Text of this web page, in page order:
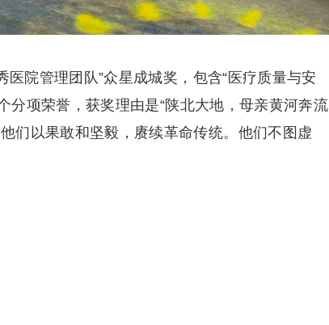
院管理团队”众星成城奖，包含“医疗质量与安
分项荣誉，获奖理由是“陕北大地，母亲黄河奔流
们以果敢和坚毅，赓续革命传统。他们不图虚